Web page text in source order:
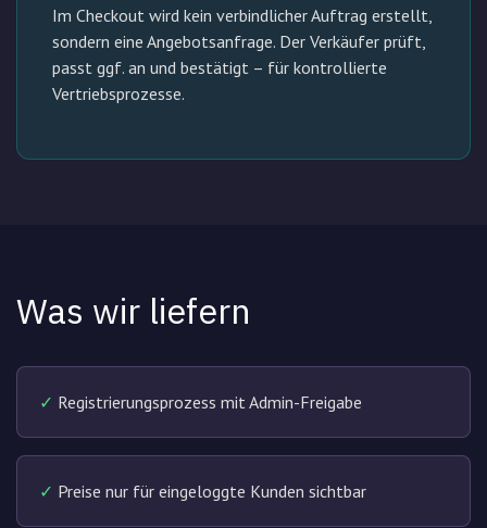
Im Checkout wird kein verbindlicher Auftrag erstellt,
sondern eine Angebotsanfrage. Der Verkäufer prüft,
passt ggf. an und bestätigt – für kontrollierte
Vertriebsprozesse.
Was wir liefern
✓ Registrierungsprozess mit Admin-Freigabe
✓ Preise nur für eingeloggte Kunden sichtbar